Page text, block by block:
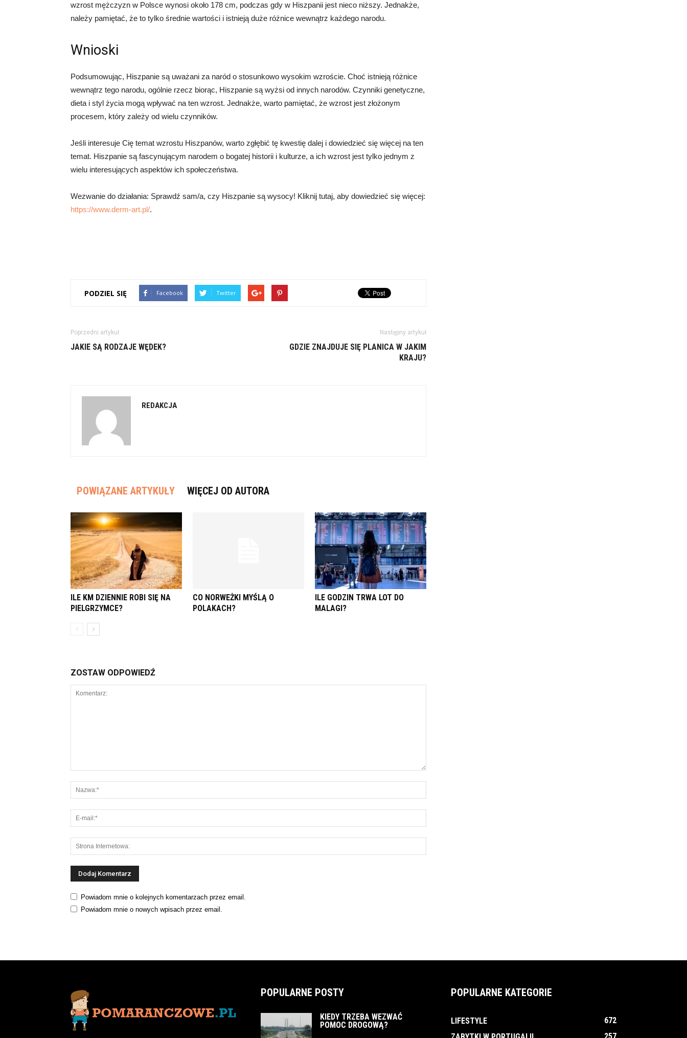
wzrost mężczyzn w Polsce wynosi około 178 cm, podczas gdy w Hiszpanii jest nieco niższy. Jednakże,
należy pamiętać, że to tylko średnie wartości i istnieją duże różnice wewnątrz każdego narodu.
Wnioski
Podsumowując, Hiszpanie są uważani za naród o stosunkowo wysokim wzroście. Choć istnieją różnice
wewnątrz tego narodu, ogólnie rzecz biorąc, Hiszpanie są wyżsi od innych narodów. Czynniki genetyczne,
dieta i styl życia mogą wpływać na ten wzrost. Jednakże, warto pamiętać, że wzrost jest złożonym
procesem, który zależy od wielu czynników.
Jeśli interesuje Cię temat wzrostu Hiszpanów, warto zgłębić tę kwestię dalej i dowiedzieć się więcej na ten
temat. Hiszpanie są fascynującym narodem o bogatej historii i kulturze, a ich wzrost jest tylko jednym z
wielu interesujących aspektów ich społeczeństwa.
Wezwanie do działania: Sprawdź sam/a, czy Hiszpanie są wysocy! Kliknij tutaj, aby dowiedzieć się więcej:
https://www.derm-art.pl/.
PODZIEL SIĘ Facebook Twitter
Poprzedni artykuł
JAKIE SĄ RODZAJE WĘDEK?
Następny artykuł
GDZIE ZNAJDUJE SIĘ PLANICA W JAKIM
KRAJU?
REDAKCJA
POWIĄZANE ARTYKUŁY WIĘCEJ OD AUTORA
ILE KM DZIENNIE ROBI SIĘ NA
PIELGRZYMCE?
CO NORWEŻKI MYŚLĄ O
POLAKACH?
ILE GODZIN TRWA LOT DO
MALAGI?
ZOSTAW ODPOWIEDŹ
Powiadom mnie o kolejnych komentarzach przez email.
Powiadom mnie o nowych wpisach przez email.
POPULARNE POSTY
KIEDY TRZEBA WEZWAĆ
POMOC DROGOWĄ?
POPULARNE KATEGORIE
LIFESTYLE
672